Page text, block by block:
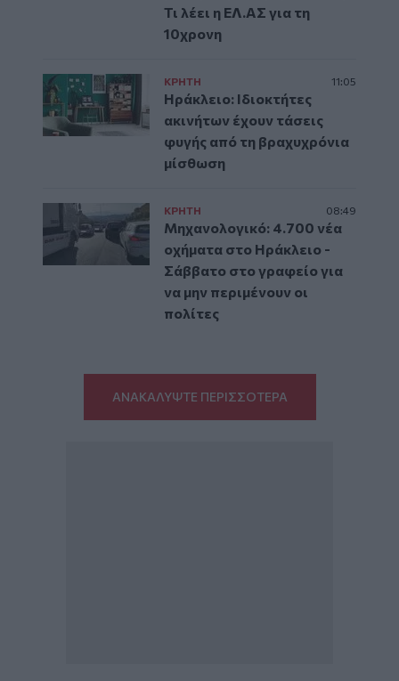
Τι λέει η ΕΛ.ΑΣ για τη
10χρονη
ΚΡΗΤΗ 11:05
Ηράκλειο: Ιδιοκτήτες
ακινήτων έχουν τάσεις
φυγής από τη βραχυχρόνια
μίσθωση
ΚΡΗΤΗ 08:49
Μηχανολογικό: 4.700 νέα
οχήματα στο Ηράκλειο -
Σάββατο στο γραφείο για
να μην περιμένουν οι
πολίτες
ΑΝΑΚΑΛΥΨΤΕ ΠΕΡΙΣΣΟΤΕΡΑ